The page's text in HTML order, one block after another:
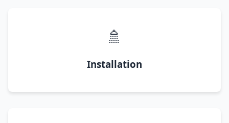
🚿
Installation